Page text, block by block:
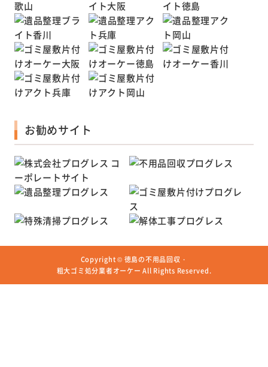
お勧めサイト
Copyright © 徳島の不用品回収・
粗大ゴミ処分業者オーケー All Rights Reserved.